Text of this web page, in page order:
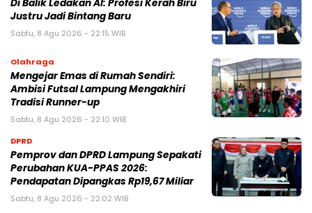
Di Balik Ledakan AI: Profesi Kerah Biru
Justru Jadi Bintang Baru
Sabtu, 8 Agu 2026 - 22:15 WIB
Olahraga
Mengejar Emas di Rumah Sendiri:
Ambisi Futsal Lampung Mengakhiri
Tradisi Runner-up
Sabtu, 8 Agu 2026 - 22:10 WIB
DPRD
Pemprov dan DPRD Lampung Sepakati
Perubahan KUA-PPAS 2026:
Pendapatan Dipangkas Rp19,67 Miliar
Sabtu, 8 Agu 2026 - 22:02 WIB